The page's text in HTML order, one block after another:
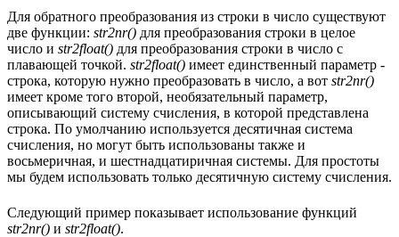
Для обратного преобразования из строки в число существуют
две функции: str2nr() для преобразования строки в целое
число и str2float() для преобразования строки в число с
плавающей точкой. str2float() имеет единственный параметр -
строка, которую нужно преобразовать в число, а вот str2nr()
имеет кроме того второй, необязательный параметр,
описывающий систему счисления, в которой представлена
строка. По умолчанию используется десятичная система
счисления, но могут быть использованы также и
восьмеричная, и шестнадцатиричная системы. Для простоты
мы будем использовать только десятичную систему счисления.
Следующий пример показывает использование функций
str2nr() и str2float().